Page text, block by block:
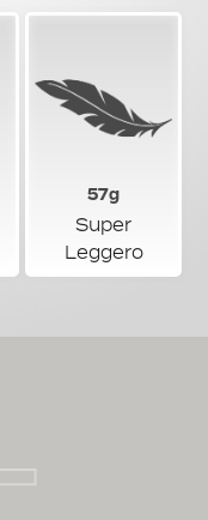
57g
Super
Leggero